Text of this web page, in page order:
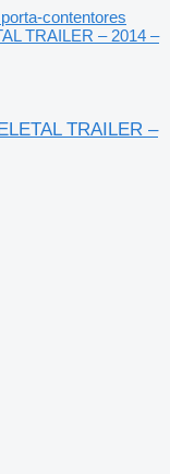
contentores
TRAILER – 2014 –
TRAILER –